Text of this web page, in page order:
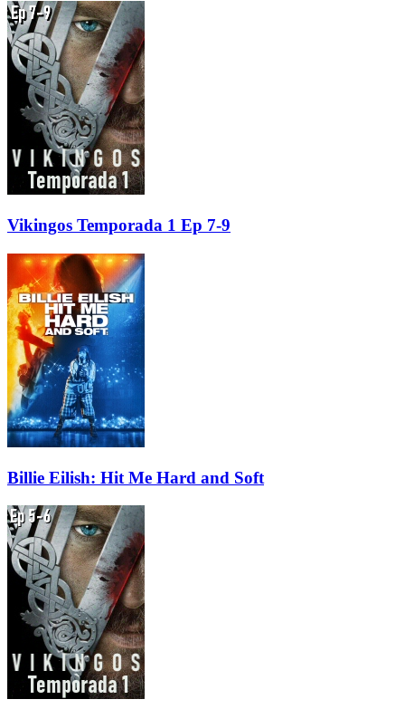
Vikingos Temporada 1 Ep 7-9
Billie Eilish: Hit Me Hard and Soft